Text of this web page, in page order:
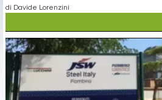
di Davide Lorenzini